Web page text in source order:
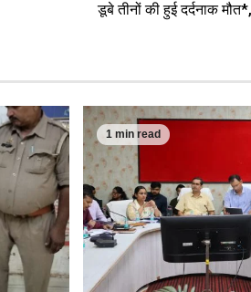
डूबे तीनों की हुई दर्दनाक मौत*,
1 min read